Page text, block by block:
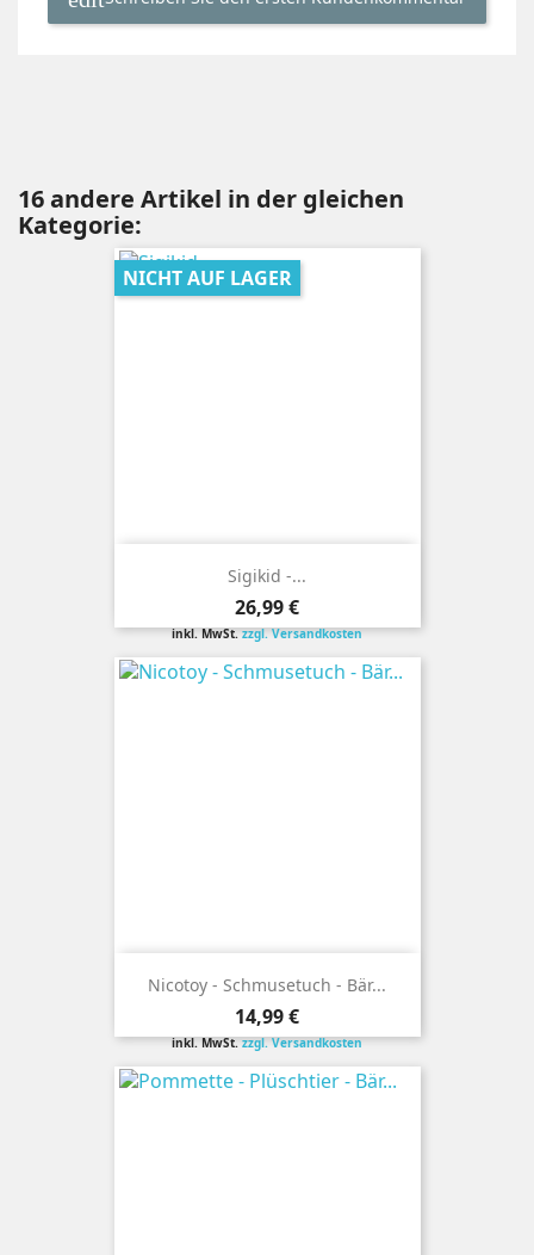
16 andere Artikel in der gleichen
Kategorie:
Sigikid -...
Preis
26,99 €
inkl. MwSt.zzgl. Versandkosten
NICHT AUF LAGER
Nicotoy - Schmusetuch - Bär...
Preis
14,99 €
inkl. MwSt.zzgl. Versandkosten